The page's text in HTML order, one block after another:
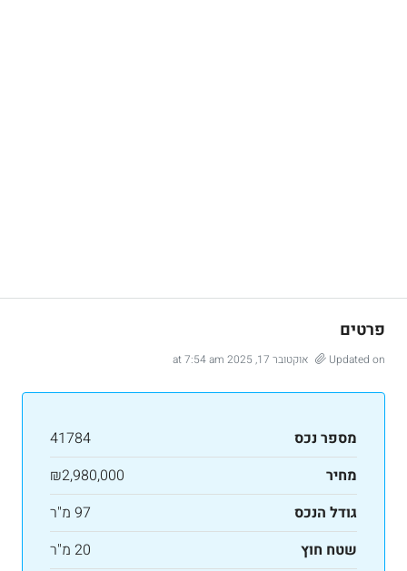
פרטים
Updated on אוקטובר 17, 2025 at 7:54 am
מספר נכס
41784
מחיר
₪2,980,000
גודל הנכס
97 מ"ר
שטח חוץ
20 מ"ר